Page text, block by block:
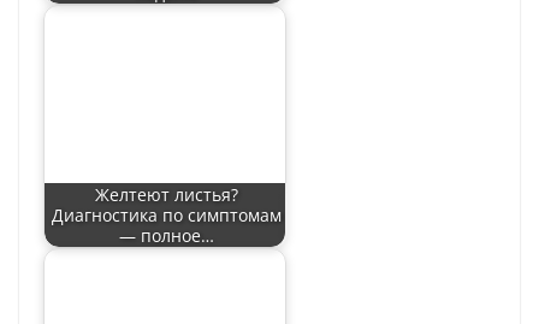
Желтеют листья?
Диагностика по симптомам
— полное…